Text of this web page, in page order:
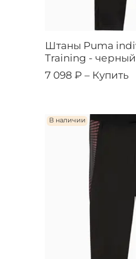
Штаны Puma
Training - черный
7 098 ₽ – Купить
В наличии